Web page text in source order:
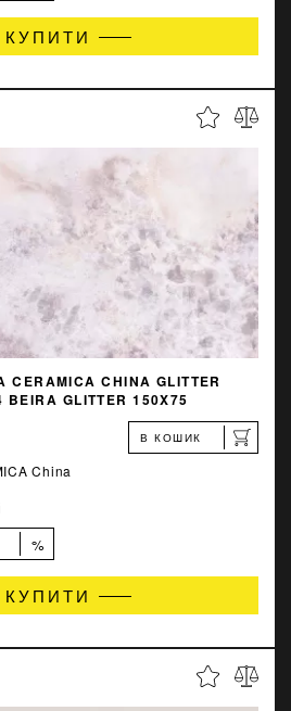
КУПИТИ
CHINA GLITTER
BEIRA GLITTER 150X75
В КОШИК
China
%
КУПИТИ